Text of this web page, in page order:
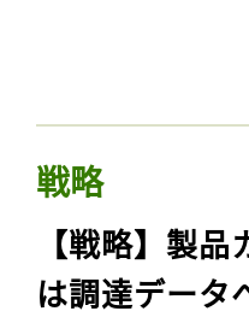
戦略
【戦略】製
は調達データ